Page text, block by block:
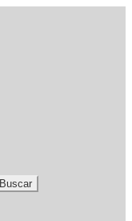
Buscar